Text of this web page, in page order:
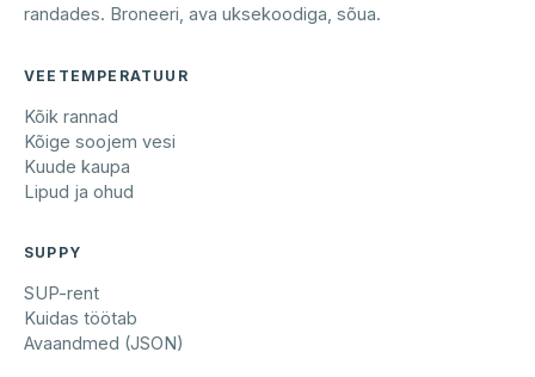
randades. Broneeri, ava uksekoodiga, sõua.
VEETEMPERATUUR
Kõik rannad
Kõige soojem vesi
Kuude kaupa
Lipud ja ohud
SUPPY
SUP-rent
Kuidas töötab
Avaandmed (JSON)